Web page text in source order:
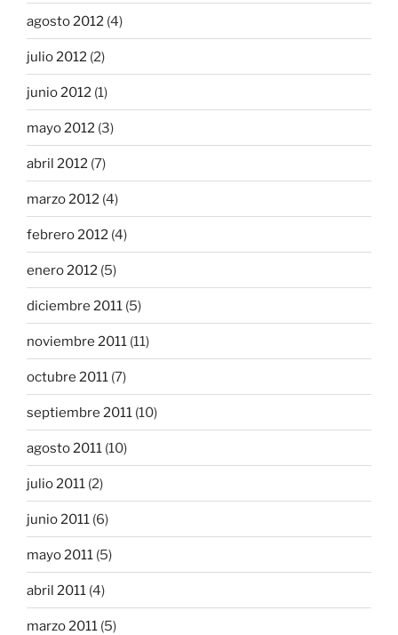
agosto 2012 (4)
julio 2012 (2)
junio 2012 (1)
mayo 2012 (3)
abril 2012 (7)
marzo 2012 (4)
febrero 2012 (4)
enero 2012 (5)
diciembre 2011 (5)
noviembre 2011 (11)
octubre 2011 (7)
septiembre 2011 (10)
agosto 2011 (10)
julio 2011 (2)
junio 2011 (6)
mayo 2011 (5)
abril 2011 (4)
marzo 2011 (5)